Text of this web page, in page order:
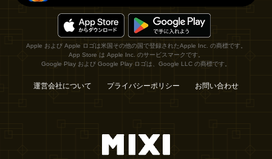
Apple および Apple ロゴは米国その他の国で登録されたApple Inc. の商標です。
App Store は Apple Inc. のサービスマークです。
Google Play および Google Play ロゴは、Google LLC の商標です。
運営会社について プライバシーポリシー お問い合わせ